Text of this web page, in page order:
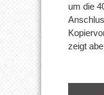
um die
zeigt